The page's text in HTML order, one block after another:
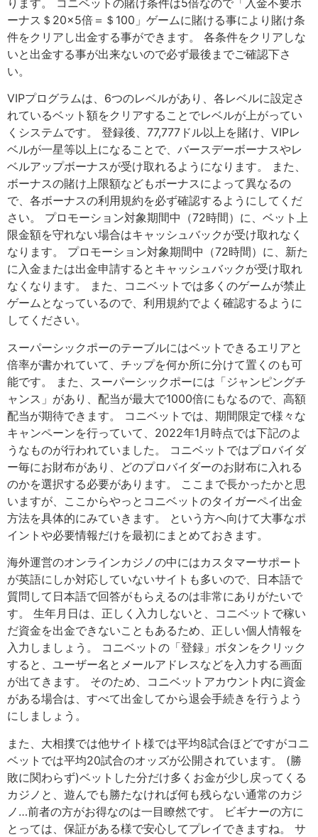
ーナス＄20×5倍＝＄100」ゲームに賭ける事により賭け条
件をクリアし出金する事ができます。 各条件をクリアしな
いと出金する事が出来ないので必ず最後までご確認下さ
い。
VIPプログラムは、6つのレベルがあり、各レベルに設定さ
れているベット額をクリアすることでレベルが上がってい
くシステムです。 登録後、77,777ドル以上を賭け、VIPレ
ベルが一星等以上になることで、バースデーボーナスやレ
ベルアップボーナスが受け取れるようになります。 また、
ボーナスの賭け上限額などもボーナスによって異なるの
で、各ボーナスの利用規約を必ず確認するようにしてくだ
さい。 プロモーション対象期間中（72時間）に、ベット上
限金額を守れない場合はキャッシュバックが受け取れなく
なります。 プロモーション対象期間中（72時間）に、新た
に入金または出金申請するとキャッシュバックが受け取れ
なくなります。 また、コニベットでは多くのゲームが禁止
ゲームとなっているので、利用規約でよく確認するように
してください。
スーパーシックポーのテーブルにはベットできるエリアと
倍率が書かれていて、チップを何か所に分けて置くのも可
能です。 また、スーパーシックポーには「ジャンピングチ
ャンス」があり、配当が最大で1000倍にもなるので、高額
配当が期待できます。 コニベットでは、期間限定で様々な
キャンペーンを行っていて、2022年1月時点では下記のよ
うなものが行われていました。 コニベットではプロバイダ
ー毎にお財布があり、どのプロバイダーのお財布に入れる
のかを選択する必要があります。 ここまで長かったかと思
いますが、ここからやっとコニベットのタイガーペイ出金
方法を具体的にみていきます。 という方へ向けて大事なポ
イントや必要情報だけを最初にまとめておきます。
海外運営のオンラインカジノの中にはカスタマーサポート
が英語にしか対応していないサイトも多いので、日本語で
質問して日本語で回答がもらえるのは非常にありがたいで
す。 生年月日は、正しく入力しないと、コニベットで稼い
だ資金を出金できないこともあるため、正しい個人情報を
入力しましょう。 コニベットの「登録」ボタンをクリック
すると、ユーザー名とメールアドレスなどを入力する画面
が出てきます。 そのため、コニベットアカウント内に資金
がある場合は、すべて出金してから退会手続きを行うよう
にしましょう。
また、大相撲では他サイト様では平均8試合ほどですがコニ
ベットでは平均20試合のオッズが公開されています。 (勝
敗に関わらず)ベットした分だけ多くお金が少し戻ってくる
カジノと、遊んでも勝たなければ何も残らない通常のカジ
ノ…前者の方がお得なのは一目瞭然です。 ビギナーの方に
とっては、保証がある様で安心してプレイできますね。 サ